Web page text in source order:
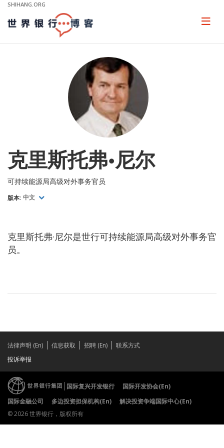
Skip
Main
Navigation
SHIHANG.ORG
Page
克里斯托弗•尼尔
可持续能源局高级对外事务官员
版本: 中文
克里斯托弗·尼尔是世行可持续能源局高级对外事务官
员。
法律声明 (En) 信息获取 招聘 (En)
联系方式
投诉举报
国际复兴开发银行
国际开发协会(En)
国际金融公司
多边投资担保机构(En)
解决投资争端国际中心(En)
© 2026 世界银行，版权所有